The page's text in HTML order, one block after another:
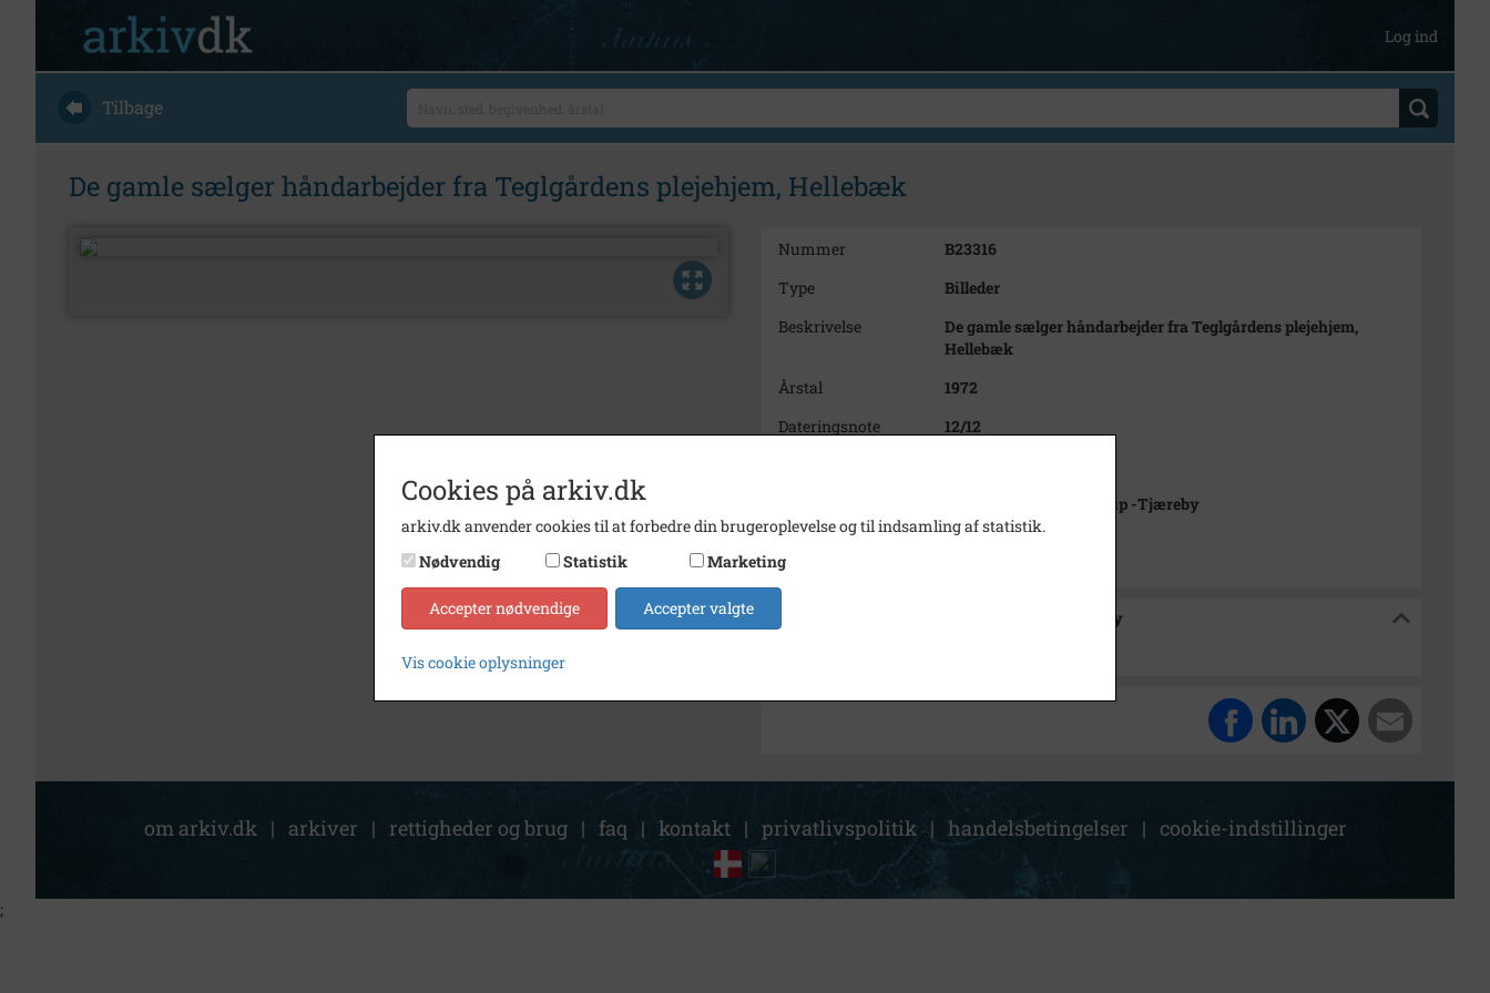
Log ind
Tilbage
De gamle sælger håndarbejder fra Teglgårdens plejehjem, Hellebæk
Nummer
B23316
Type
Billeder
Beskrivelse
De gamle sælger håndarbejder fra Teglgårdens plejehjem,
Hellebæk
Årstal
1972
Dateringsnote
12/12
Lokalarkivet Alsønderup -Tjæreby
Søg videre i Lokalarkivet Alsønderup -Tjæreby
om arkiv.dk | arkiver | rettigheder og brug | faq | kontakt | privatlivspolitik | handelsbetingelser | cookie-indstillinger
Cookies på arkiv.dk
arkiv.dk anvender cookies til at forbedre din brugeroplevelse og til indsamling af statistik.
Nødvendig
Statistik Marketing
Accepter nødvendige Accepter valgte
Vis cookie oplysninger
;